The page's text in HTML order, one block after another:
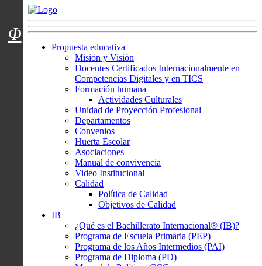
Menú usuarios
Propuesta educativa
Misión y Visión
Docentes Certificados Internacionalmente en
Competencias Digitales y en TICS
Formación humana
Actividades Culturales
Unidad de Proyección Profesional
Departamentos
Convenios
Huerta Escolar
Asociaciones
Manual de convivencia
Video Institucional
Calidad
Política de Calidad
Objetivos de Calidad
IB
¿Qué es el Bachillerato Internacional® (IB)?
Programa de Escuela Primaria (PEP)
Programa de los Años Intermedios (PAI)
Programa de Diploma (PD)
Φ